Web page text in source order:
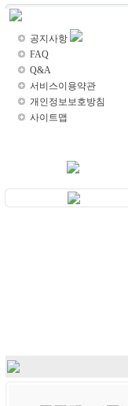
공지사항
FAQ
Q&A
서비스이용약관
개인정보보호방침
사이트맵